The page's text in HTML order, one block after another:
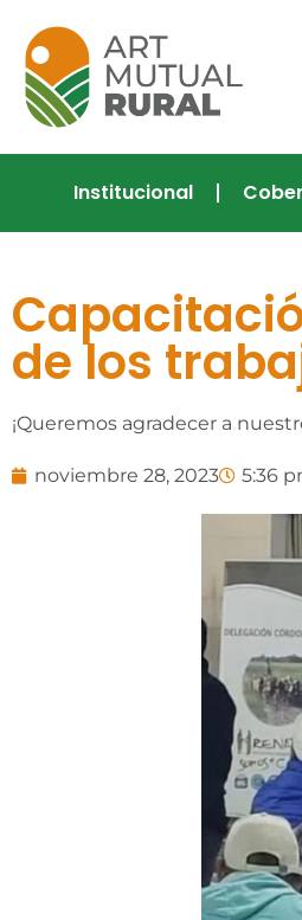
Institucional
de los
¡Queremos agradecer a
noviembre 28, 2023 5:36